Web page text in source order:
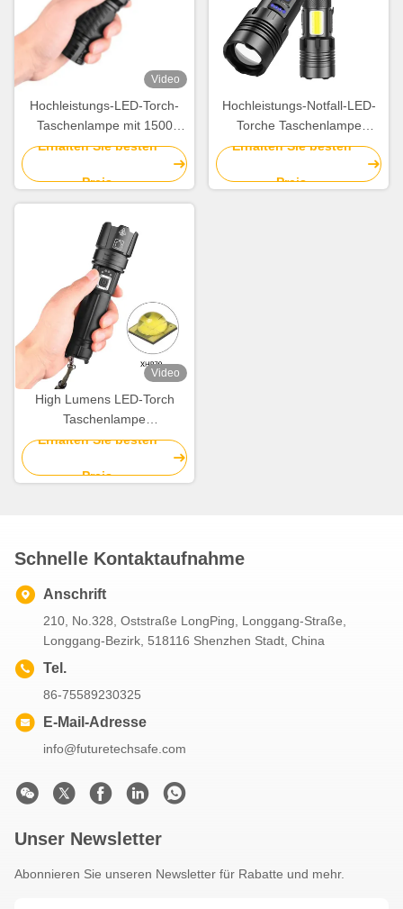
Video
Hochleistungs-LED-Torch-
Taschenlampe mit 1500
Lumens
Erhalten Sie besten
Preis
Hochleistungs-Notfall-LED-
Torche Taschenlampe
Einstellbarer Schwerpunkt
Erhalten Sie besten
Preis
Video
High Lumens LED-Torch
Taschenlampe
wiederaufladbar für Outdoor-
Erhalten Sie besten
Preis
Schnelle Kontaktaufnahme
Anschrift
210, No.328, Oststraße LongPing, Longgang-Straße,
Longgang-Bezirk, 518116 Shenzhen Stadt, China
Tel.
86-75589230325
E-Mail-Adresse
info@futuretechsafe.com
Unser Newsletter
Abonnieren Sie unseren Newsletter für Rabatte und mehr.